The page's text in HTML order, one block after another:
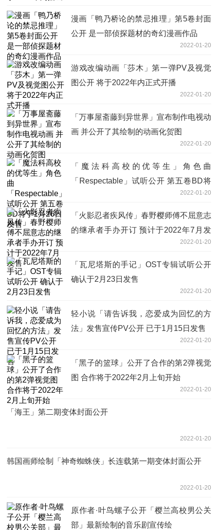
漫画「鸭乃桥论的禁忌推理」第5卷封面
公开 是一部侦探题材的奇幻漫画作品
2022-01-20
游戏改编动画「莎木」第一弹PV及视觉
图公开 将于2022年内正式开播
2022-01-20
「万事屋斋藤到异世界」宣布制作电视动
画 并公开了其绘制的动画化贺图
2022-01-20
「魔法科高校的优等生」角色曲
「Respectable」试听公开 第五卷BD将
2022-01-20
「火影忍者疾风传」春野樱师傅不屈意志
的继承者手办开订 预计于2022年7月发
2022-01-20
「瓦尼塔斯的手记」OST专辑试听公开
确认于2月23日发售
2022-01-20
轻小说「请告诉我，恋爱成为回忆的方
法」发售宣传PV公开 已于1月15日发售
2022-01-20
「黑子的篮球」公开了合作的第2弹视觉
图 合作将于2022年2月上旬开始
2022-01-20
「海王」第二期变体封面公开
2022-01-20
韩国画师绘制「神奇蜘蛛侠」长连载第一期变体封面公开
2022-01-20
原作者·叶鸟螺子公开「樱兰高校男公关
部」最新绘制的音乐剧宣传绘